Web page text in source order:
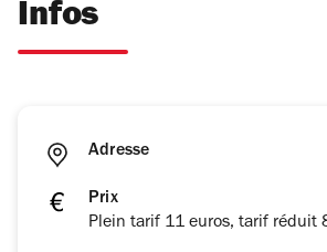
Infos
Adresse
Prix
Plein tarif 11 euros, tarif réduit